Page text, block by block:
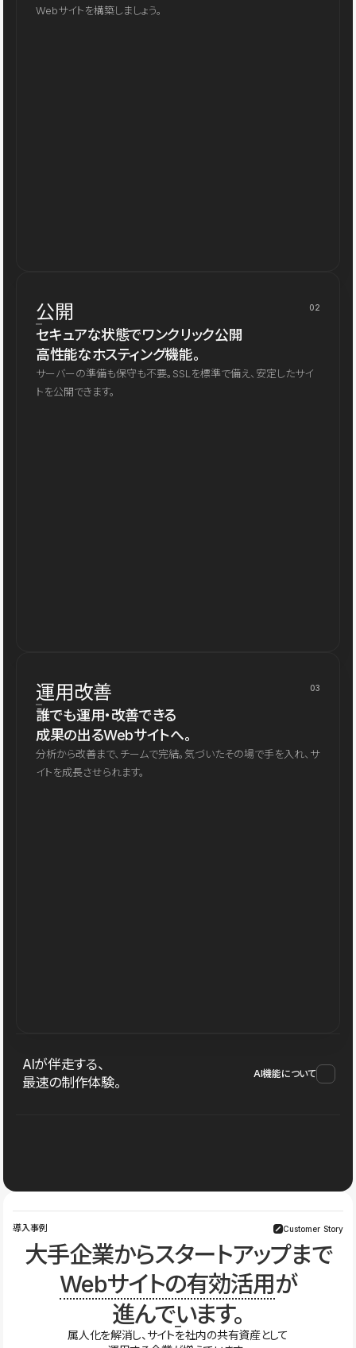
Webサイトを構築しましょう。
公開 02
セキュアな状態でワンクリック公開
高性能なホスティング機能。
サーバーの準備も保守も不要。SSLを標準で備え、安定したサイ
トを公開できます。
運用改善 03
誰でも運用・改善できる
成果の出るWebサイトへ。
分析から改善まで、チームで完結。気づいたその場で手を入れ、サ
イトを成長させられます。
AIが伴走する、
最速の制作体験。
AI機能について
導入事例 Customer Story
大手企業からスタートアップまで
Webサイトの有効活用が
進んでいます。
属人化を解消し、サイトを社内の共有資産として